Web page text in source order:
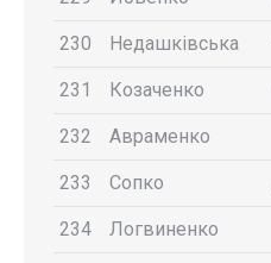
230 Недашківська
231 Козаченко
232 Авраменко
233 Сопко
234 Логвиненко